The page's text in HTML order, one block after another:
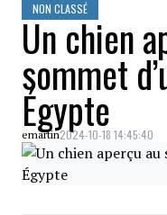
NON CLASSÉ
Un chien
sommet
Égypte
emartin2024-10-18 14:45:40